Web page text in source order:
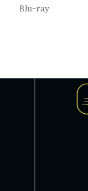
Blu-ray